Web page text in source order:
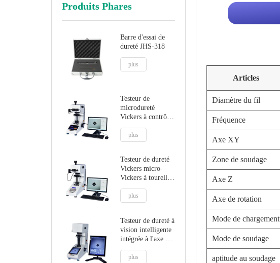
Produits Phares
Barre d'essai de
dureté JHS-318
plus
Testeur de
microdureté
Vickers à contrôle
HVST-1000Z
plus
Testeur de dureté
Vickers micro-
Vickers à tourelle
automatique
informatisée HV-
1000Z
plus
Testeur de dureté à
vision intelligente
intégrée à l'axe Z
PCHVT-1000Z
plus
Articles
Diamètre du fil
Fréquence
Axe XY
Zone de soudage
Axe Z
Axe de rotation
Mode de chargement
Mode de soudage
aptitude au soudage